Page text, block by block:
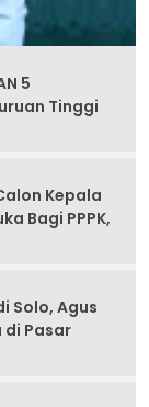
5
Tinggi
Kepala
Bagi PPPK,
Solo, Agus
di Pasar